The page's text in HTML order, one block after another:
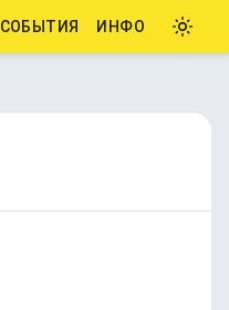
СОБЫТИЯ ИНФО